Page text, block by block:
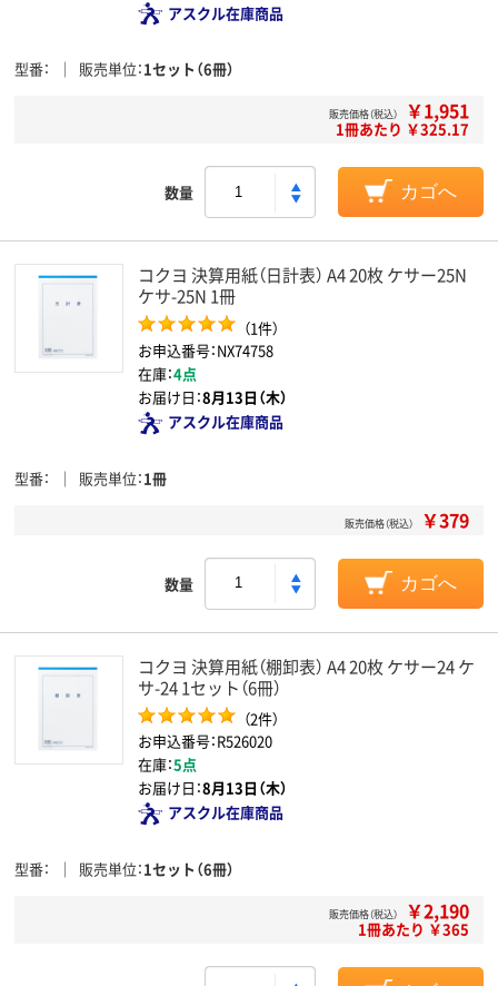
アスクル在庫商品
型番 販売単位 1セット（6冊）
販売価格（税込） ￥1,951
1冊あたり ￥325.17
数量 カゴへ
コクヨ 決算用紙（日計表） A4 20枚 ケサー25N
ケサ-25N 1冊
（1件）
お申込番号：NX74758
在庫：4点
お届け日：8月13日（木）
アスクル在庫商品
型番 販売単位 1冊
販売価格（税込） ￥379
数量 カゴへ
コクヨ 決算用紙（棚卸表） A4 20枚 ケサー24 ケ
サ-24 1セット（6冊）
（2件）
お申込番号：R526020
在庫：5点
お届け日：8月13日（木）
アスクル在庫商品
型番 販売単位 1セット（6冊）
販売価格（税込） ￥2,190
1冊あたり ￥365